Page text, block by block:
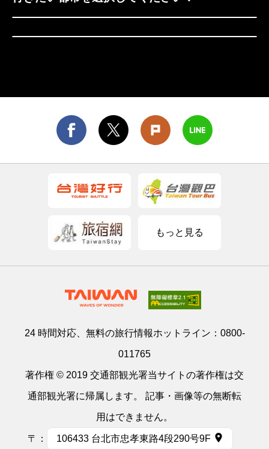
花蓮と台東にまたがる太魯閣国家公園では、峡谷
や断崖が壮麗な景観を織りなしています。両地域
台東県
もっと見る
24 時間対応、無料の旅行情報ホットライン： 0800-
011765
著作権 © 2019 交通部観光署当サイトの著作権は交
通部観光署に帰属します。 記事・画像等の無断転
用はできません。
〒： 106433 台北市忠孝東路4段290号9F